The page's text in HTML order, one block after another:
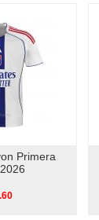
Primera